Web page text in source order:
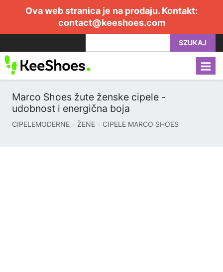
Ova web stranica je na prodaju. Kontakt:
contact@keeshoes.com
SZUKAJ
Marco Shoes žute ženske cipele -
udobnost i energična boja
CIPELEMODERNE ŽENE CIPELE MARCO SHOES